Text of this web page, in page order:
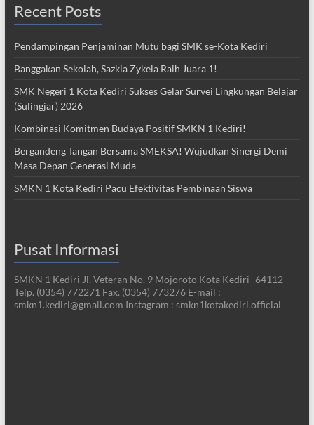
Recent Posts
Pendampingan Penjaminan Mutu bagi SMK se-Kota Kediri
Banggakan Sekolah, Sazkia Zykela Raih Juara 1!
SMK Negeri 1 Kota Kediri Sukses Gelar Survei Lingkungan Belajar
(Sulingjar) 2026
Kombinasi Komitmen Budaya Positif SMKN 1 Kediri!
Bergandeng Tangan Bersama SMEKSA! Wujudkan Sinergi Demi
Masa Depan Generasi Muda
SMKN 1 Kota Kediri Pacu Efektivitas Pembinaan Siswa
Pusat Informasi
SMKN 1 Kediri Jl. Veteran No. 9 Mojoroto Kota Kediri -64112
Telp. (0354) 772271 Fax. (0354) 773276 E-mail :
smkn1.kediri@gmail.com Instagram : smkn1kotakediri.official